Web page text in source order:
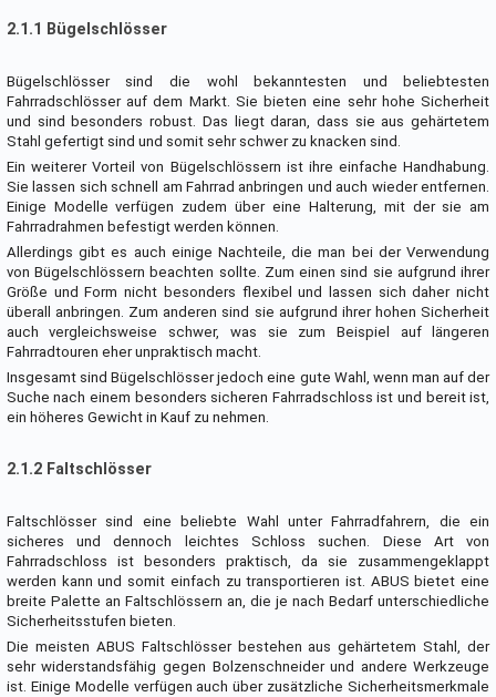
2.1.1 Bügelschlösser
Bügelschlösser sind die wohl bekanntesten und beliebtesten
Fahrradschlösser auf dem Markt. Sie bieten eine sehr hohe Sicherheit
und sind besonders robust. Das liegt daran, dass sie aus gehärtetem
Stahl gefertigt sind und somit sehr schwer zu knacken sind.
Ein weiterer Vorteil von Bügelschlössern ist ihre einfache Handhabung.
Sie lassen sich schnell am Fahrrad anbringen und auch wieder entfernen.
Einige Modelle verfügen zudem über eine Halterung, mit der sie am
Fahrradrahmen befestigt werden können.
Allerdings gibt es auch einige Nachteile, die man bei der Verwendung
von Bügelschlössern beachten sollte. Zum einen sind sie aufgrund ihrer
Größe und Form nicht besonders flexibel und lassen sich daher nicht
überall anbringen. Zum anderen sind sie aufgrund ihrer hohen Sicherheit
auch vergleichsweise schwer, was sie zum Beispiel auf längeren
Fahrradtouren eher unpraktisch macht.
Insgesamt sind Bügelschlösser jedoch eine gute Wahl, wenn man auf der
Suche nach einem besonders sicheren Fahrradschloss ist und bereit ist,
ein höheres Gewicht in Kauf zu nehmen.
2.1.2 Faltschlösser
Faltschlösser sind eine beliebte Wahl unter Fahrradfahrern, die ein
sicheres und dennoch leichtes Schloss suchen. Diese Art von
Fahrradschloss ist besonders praktisch, da sie zusammengeklappt
werden kann und somit einfach zu transportieren ist. ABUS bietet eine
breite Palette an Faltschlössern an, die je nach Bedarf unterschiedliche
Sicherheitsstufen bieten.
Die meisten ABUS Faltschlösser bestehen aus gehärtetem Stahl, der
sehr widerstandsfähig gegen Bolzenschneider und andere Werkzeuge
ist. Einige Modelle verfügen auch über zusätzliche Sicherheitsmerkmale